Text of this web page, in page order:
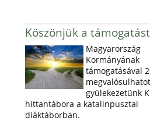
Köszönjük a
Magyarország
Kormányának
támogatásával
gyülekezetünk
hittantábora a katalinpusztai
diáktáborban.